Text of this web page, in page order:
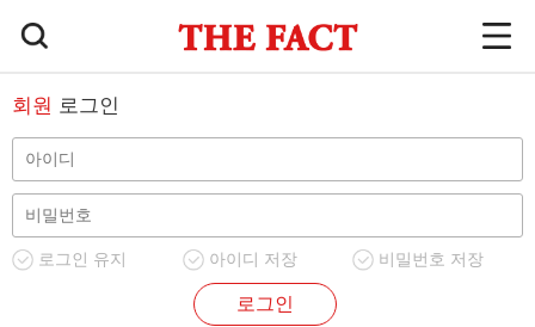
회원 로그인
로그인 유지 아이디 저장 비밀번호 저장
로그인